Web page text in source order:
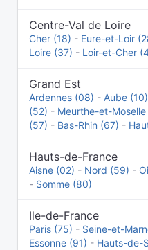
Centre-Val de Loire
Cher (18) - Eure-et-Loir
Loire (37) - Loir-et-Cher
Grand Est
Ardennes (08) - Aube (10)
(52) - Meurthe-et-
(57) - Bas-Rhin (67) -
Hauts-de-France
Aisne (02) - Nord (59) -
- Somme (80)
Ile-de-France
Paris (75) - Seine-et-
Essonne (91) - Hauts-de-